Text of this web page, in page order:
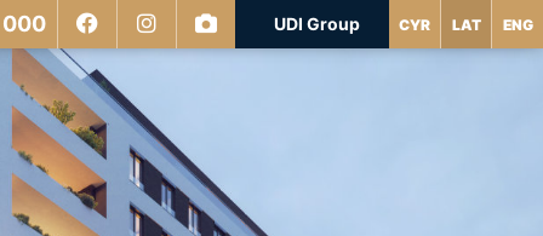
000 UDI Group CYR LAT ENG